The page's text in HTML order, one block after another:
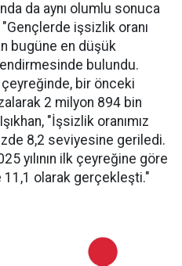
da aynı olumlu sonuca
"Gençlerde işsizlik oranı
bugüne en düşük
bulundu.
çeyreğinde, bir önceki
2 milyon 894 bin
"İşsizlik oranımız
8,2 seviyesine geriledi.
yılının ilk çeyreğine göre
11,1 olarak gerçekleşti."